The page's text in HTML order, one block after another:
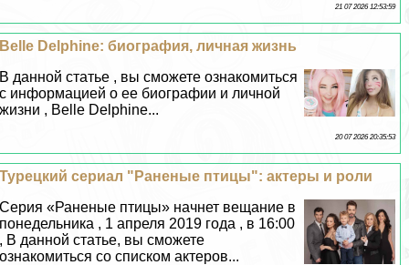
21 07 2026 12:53:59
Belle Delphine: биография, личная жизнь
В данной статье , вы сможете ознакомиться
с информацией о ее биографии и личной
жизни , Belle Delphine...
20 07 2026 20:35:53
Турецкий сериал "Раненые птицы": актеры и роли
Серия «Раненые птицы» начнет вещание в
понедельника , 1 апреля 2019 года , в 16:00
, В данной статье, вы сможете
ознакомиться со списком актеров...